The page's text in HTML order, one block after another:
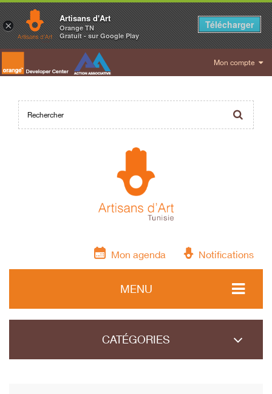
Mon compte
Mon agenda Notifications
MENU
CATÉGORIES
×
Artisans d'Art
Orange TN
Gratuit - sur Google Play
Télécharger